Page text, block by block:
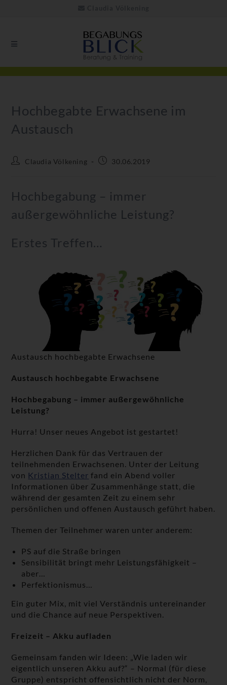
Hochbegabte Erwachsene im
Austausch
Claudia Völkening 30.06.2019
Hochbegabung – immer
außergewöhnliche Leistung?
Erstes Treffen…
Austausch hochbegabte Erwachsene
Austausch hochbegabte Erwachsene
Hochbegabung – immer außergewöhnliche
Leistung?
Hurra! Unser neues Angebot ist gestartet!
Herzlichen Dank für das Vertrauen der
teilnehmenden Erwachsenen. Unter der Leitung
von Kristian Stelter fand ein Abend voller
Informationen über Zusammenhänge statt, die
während der gesamten Zeit zu einem sehr
persönlichen und offenen Austausch geführt haben.
Themen der Teilnehmer waren unter anderem:
PS auf die Straße bringen
Sensibilität bringt mehr Leistungsfähigkeit –
aber…
Perfektionismus…
Ein guter Mix, mit viel Verständnis untereinander
und die Chance auf neue Perspektiven.
Freizeit – Akku aufladen
Gemeinsam fanden wir Ideen: „Wie laden wir
eigentlich unseren Akku auf?“ – Normal (für diese
Gruppe) entspricht offensichtlich nicht der Norm,